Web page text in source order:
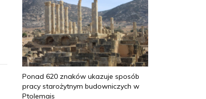
Ponad 620 znaków ukazuje sposób
pracy starożytnym budowniczych w
Ptolemais